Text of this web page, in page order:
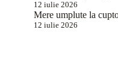
12 iulie 2026
Mere umplute la
12 iulie 2026